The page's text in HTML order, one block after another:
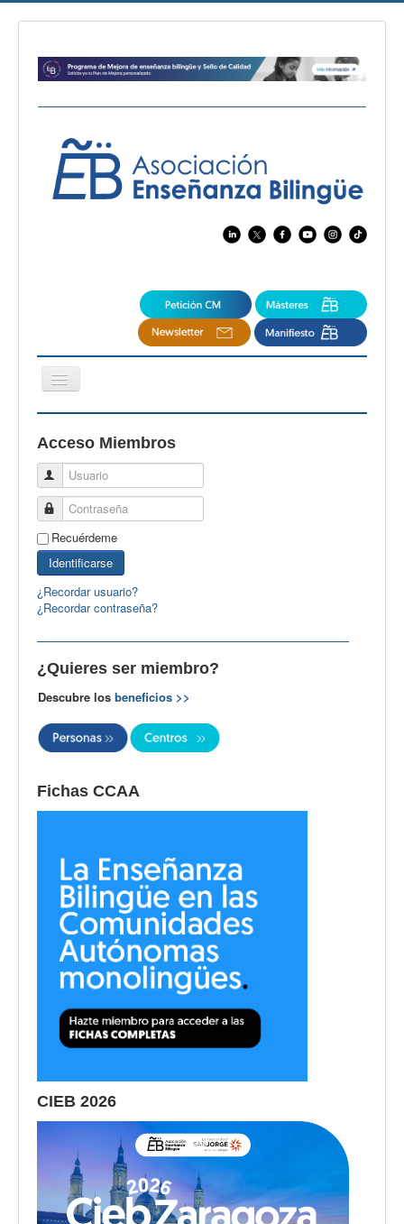
Cambiar
navegación
CertAcleB
Profesores Visitantes
Calidad
Artículos
Recursos
Observatorio EB
CIEB
Contacto
Acceso Miembros
Usuario
Contraseña
Recuérdeme
Identificarse
¿Recordar usuario?
¿Recordar contraseña?
¿Quieres ser miembro?
Descubre los beneficios >>
Fichas CCAA
CIEB 2026